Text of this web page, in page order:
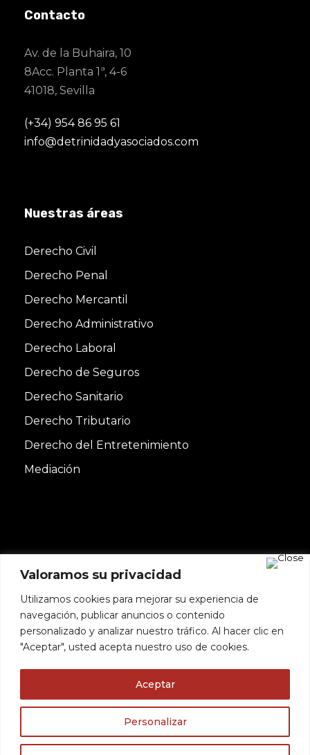
Valoramos su privacidad
Utilizamos cookies para mejorar su experiencia de
navegación, publicar anuncios o contenido
personalizado y analizar nuestro tráfico. Al hacer clic en
"Aceptar", usted acepta nuestro uso de cookies.
Personalizar
Aceptar
Contacto
Av. de la Buhaira, 10
8Acc. Planta 1ª, 4-6
41018, Sevilla
(+34) 954 86 95 61
info@detrinidadyasociados.com
Nuestras áreas
Derecho Civil
Derecho Penal
Derecho Mercantil
Derecho Administrativo
Derecho Laboral
Derecho de Seguros
Derecho Sanitario
Derecho Tributario
Derecho del Entretenimiento
Mediación
Copyright© 2022 DE TRINIDAD & ASOCIADOS
SLP | Todos los derechos reservados | Diseñado
por BrandMedia
Contacto
Política de cookies
Aviso
Politica de privacidad